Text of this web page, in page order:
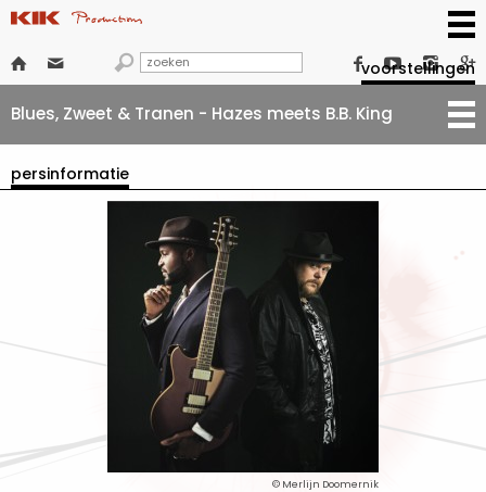
      
voorstellingen
Blues, Zweet & Tranen - Hazes meets B.B. King
persinformatie
© Merlijn Doomernik